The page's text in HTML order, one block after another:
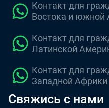
Контакт для
Востока и южной
Контакт для
Латинской
Контакт для
Западной Африки
Свяжись с нами